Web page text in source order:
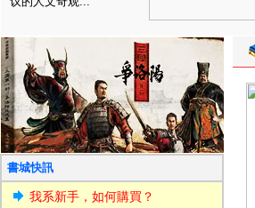
書城快訊
我系新手，如何購買？